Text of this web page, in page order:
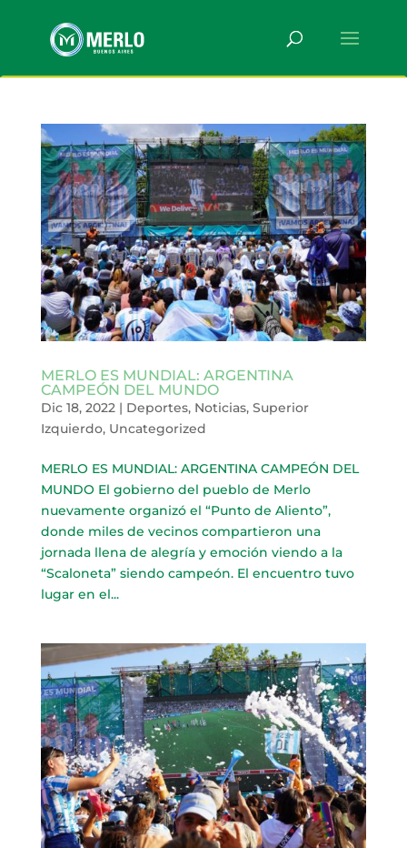
MERLO ES MUNDIAL: ARGENTINA
CAMPEÓN DEL MUNDO
Dic 18, 2022| Deportes, Noticias, Superior
Izquierdo, Uncategorized
MERLO ES MUNDIAL: ARGENTINA CAMPEÓN DEL
MUNDO El gobierno del pueblo de Merlo
nuevamente organizó el “Punto de Aliento”,
donde miles de vecinos compartieron una
jornada llena de alegría y emoción viendo a la
“Scaloneta” siendo campeón. El encuentro tuvo
lugar en el...